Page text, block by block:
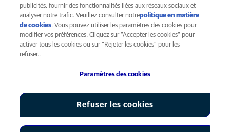
Vie privée
Légal
Cookies
AniCura est une filiale de Mars, Inc © 2026
publicités, fournir des fonctionnalités liées aux réseaux sociaux et
analyser notre trafic. Veuillez consulter notrepolitique en matière
de cookies(opens in a new tab)
. Vous pouvez utiliser les paramètres des cookies pour
modifier vos préférences. Cliquez sur "Accepter les cookies" pour
activer tous les cookies ou sur "Rejeter les cookies" pour les
refuser..
Paramètres des cookies
Refuser les cookies